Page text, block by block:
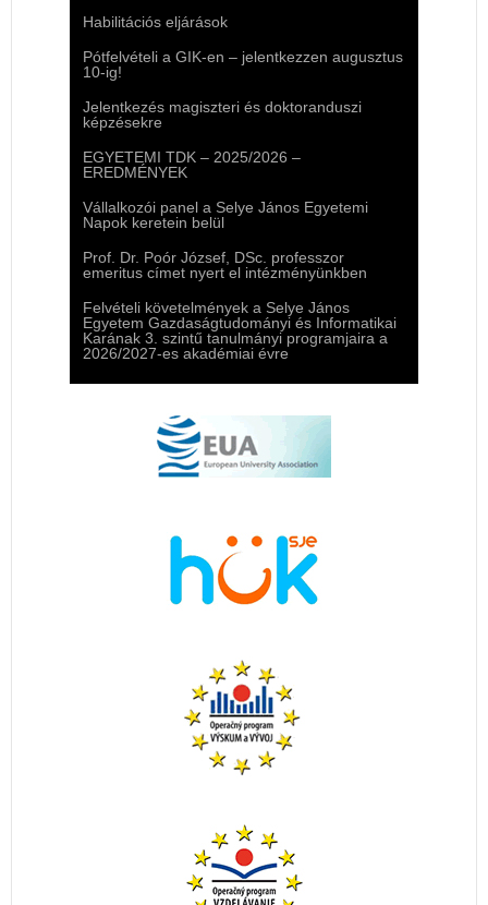
Habilitációs eljárások
Pótfelvételi a GIK-en – jelentkezzen augusztus
10-ig!
Jelentkezés magiszteri és doktoranduszi
képzésekre
EGYETEMI TDK – 2025/2026 –
EREDMÉNYEK
Vállalkozói panel a Selye János Egyetemi
Napok keretein belül
Prof. Dr. Poór József, DSc. professzor
emeritus címet nyert el intézményünkben
Felvételi követelmények a Selye János
Egyetem Gazdaságtudományi és Informatikai
Karának 3. szintű tanulmányi programjaira a
2026/2027-es akadémiai évre